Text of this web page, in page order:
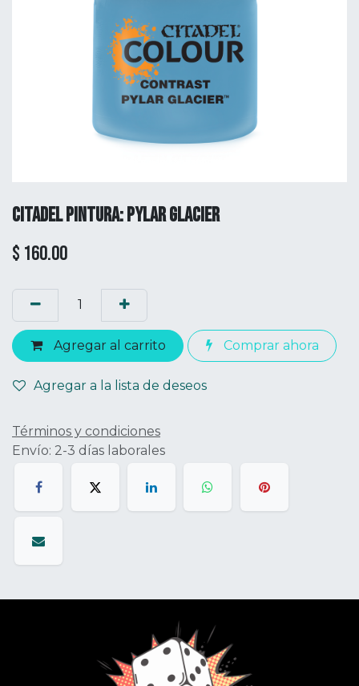
CITADEL PINTURA: PYLAR GLACIER
$ 160.00
Agregar al carrito Comprar ahora
Agregar a la lista de deseos
Términos y condiciones
Envío: 2-3 días laborales